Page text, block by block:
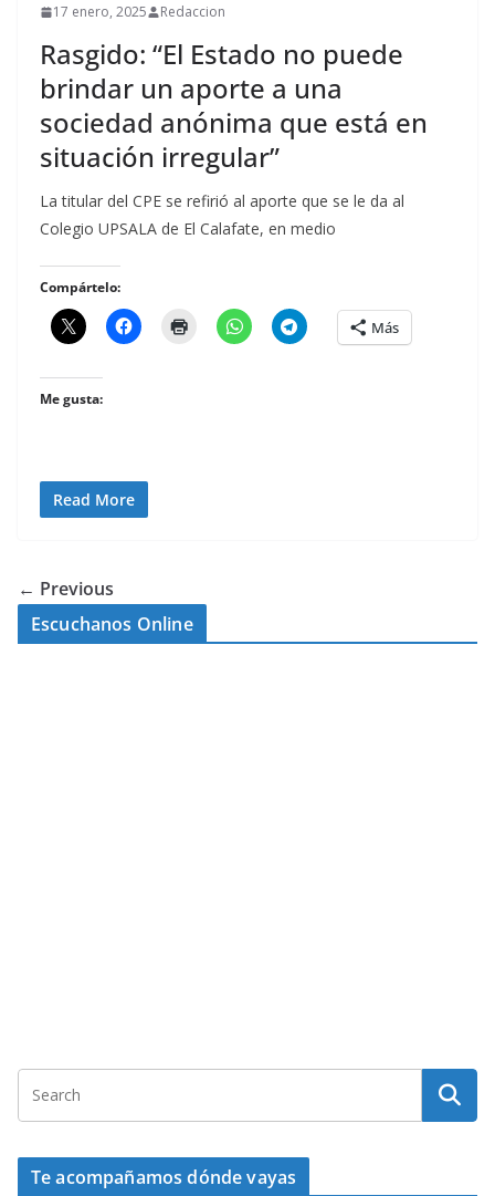
17 enero, 2025 Redaccion
Rasgido: “El Estado no puede
brindar un aporte a una
sociedad anónima que está en
situación irregular”
La titular del CPE se refirió al aporte que se le da al
Colegio UPSALA de El Calafate, en medio
Compártelo:
Más
Me gusta:
Read More
← Previous
Escuchanos Online
Te acompañamos dónde vayas